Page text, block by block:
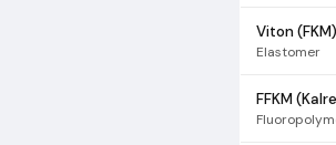
Viton (FKM)
Elastomer
FFKM